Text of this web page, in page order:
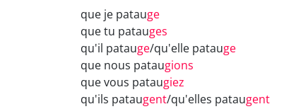
que je patauge
que tu patauges
qu'il patauge/qu'elle patauge
que nous pataugions
que vous pataugiez
qu'ils pataugent/qu'elles pataugent